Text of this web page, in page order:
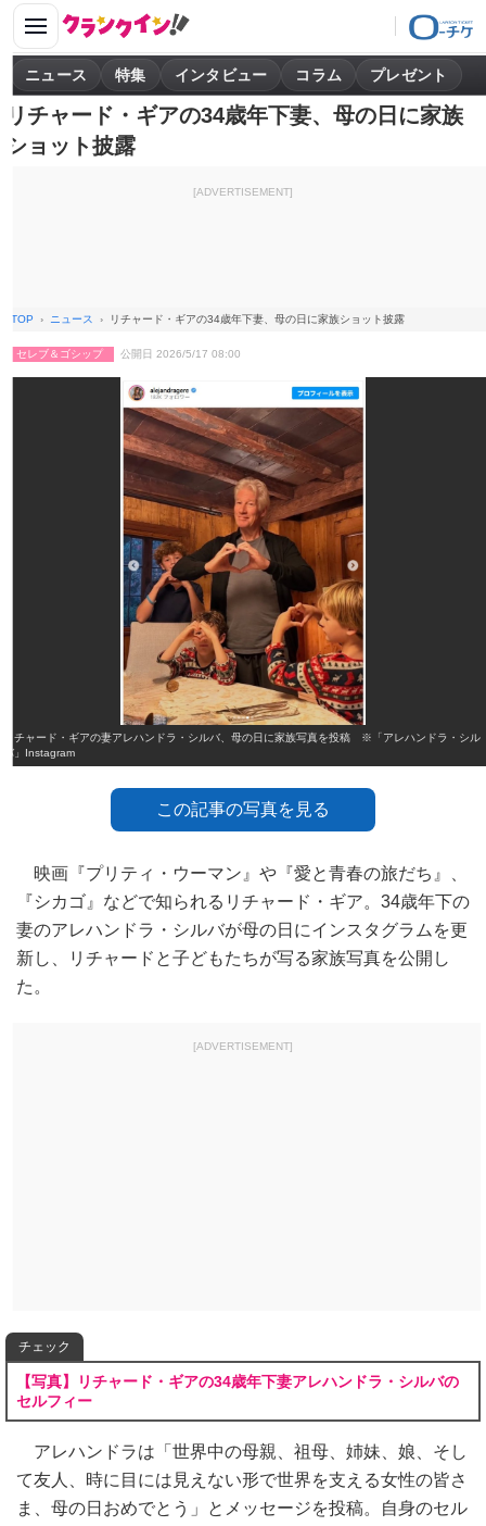
ニュース 特集 インタビュー コラム プレゼント
リチャード・ギアの34歳年下妻、母の日に家族
ショット披露
[ADVERTISEMENT]
TOP ニュース リチャード・ギアの34歳年下妻、母の日に家族ショット披露
セレブ＆ゴシップ 公開日 2026/5/17 08:00
リチャード・ギアの妻アレハンドラ・シルバ、母の日に家族写真を投稿 ※「アレハンドラ・シル
バ」Instagram
この記事の写真を見る
映画『プリティ・ウーマン』や『愛と青春の旅だち』、
『シカゴ』などで知られるリチャード・ギア。34歳年下の
妻のアレハンドラ・シルバが母の日にインスタグラムを更
新し、リチャードと子どもたちが写る家族写真を公開し
た。
[ADVERTISEMENT]
チェック
【写真】リチャード・ギアの34歳年下妻アレハンドラ・シルバの
セルフィー
アレハンドラは「世界中の母親、祖母、姉妹、娘、そし
て友人、時に目には見えない形で世界を支える女性の皆さ
ま、母の日おめでとう」とメッセージを投稿。自身のセル